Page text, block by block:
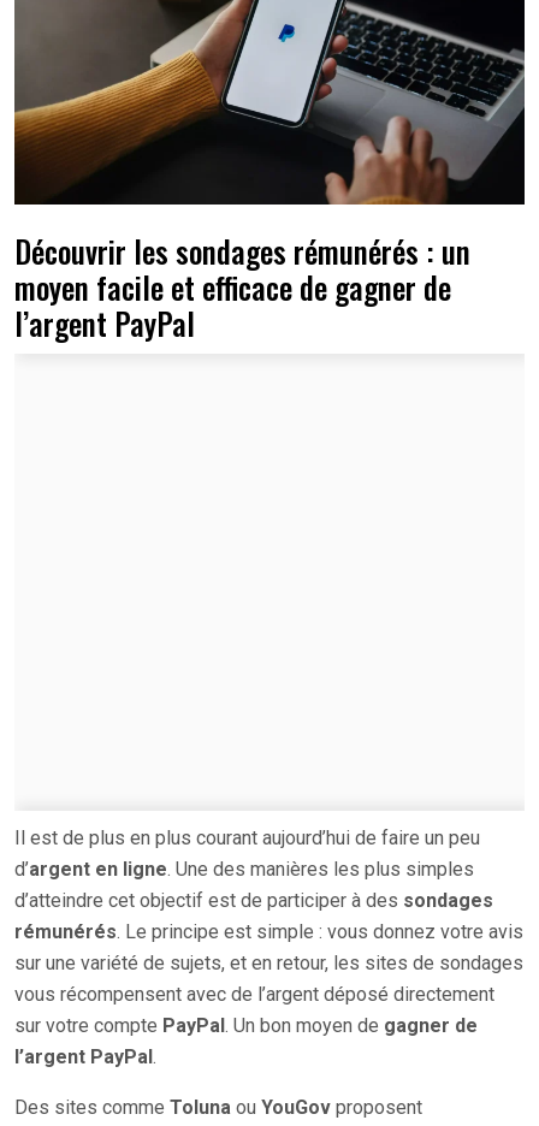
Découvrir les sondages rémunérés : un
moyen facile et efficace de gagner de
l’argent PayPal
Il est de plus en plus courant aujourd’hui de faire un peu
d’argent en ligne. Une des manières les plus simples
d’atteindre cet objectif est de participer à des sondages
rémunérés. Le principe est simple : vous donnez votre avis
sur une variété de sujets, et en retour, les sites de sondages
vous récompensent avec de l’argent déposé directement
sur votre compte PayPal . Un bon moyen de gagner de
l’argent PayPal .
Des sites comme Toluna ou YouGov proposent